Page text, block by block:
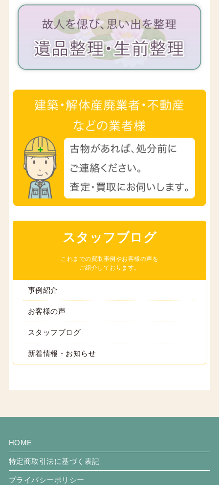
スタッフブログ
これまでの買取事例やお客様の声を
ご紹介しております。
事例紹介
お客様の声
スタッフブログ
新着情報・お知らせ
HOME
特定商取引法に基づく表記
プライバシーポリシー